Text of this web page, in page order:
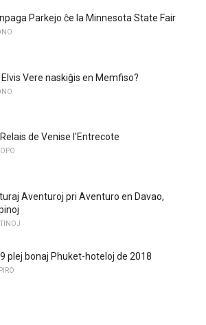
Parkejo ĉe la Minnesota State Fair
Elvis Vere naskiĝis en Memfiso?
Relais de Venise l'Entrecote
Aventuroj pri Aventuro en Davao,
9 plej bonaj Phuket-hoteloj de 2018